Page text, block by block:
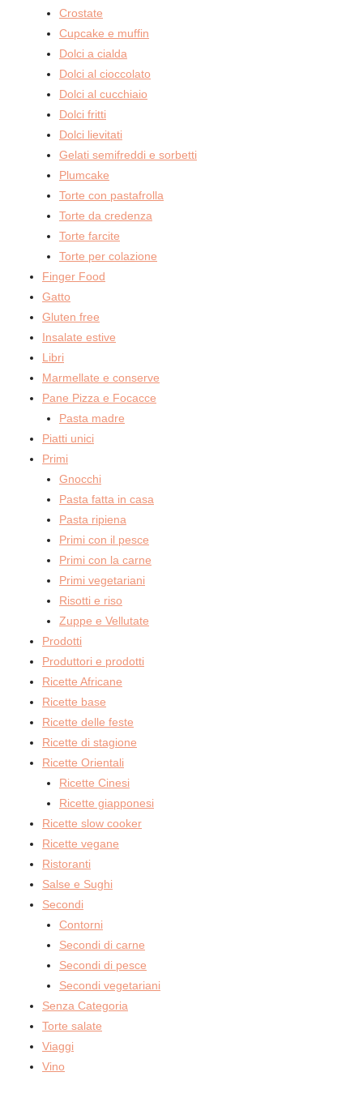
Crostate
Cupcake e muffin
Dolci a cialda
Dolci al cioccolato
Dolci al cucchiaio
Dolci fritti
Dolci lievitati
Gelati semifreddi e sorbetti
Plumcake
Torte con pastafrolla
Torte da credenza
Torte farcite
Torte per colazione
Finger Food
Gatto
Gluten free
Insalate estive
Libri
Marmellate e conserve
Pane Pizza e Focacce
Pasta madre
Piatti unici
Primi
Gnocchi
Pasta fatta in casa
Pasta ripiena
Primi con il pesce
Primi con la carne
Primi vegetariani
Risotti e riso
Zuppe e Vellutate
Prodotti
Produttori e prodotti
Ricette Africane
Ricette base
Ricette delle feste
Ricette di stagione
Ricette Orientali
Ricette Cinesi
Ricette giapponesi
Ricette slow cooker
Ricette vegane
Ristoranti
Salse e Sughi
Secondi
Contorni
Secondi di carne
Secondi di pesce
Secondi vegetariani
Senza Categoria
Torte salate
Viaggi
Vino